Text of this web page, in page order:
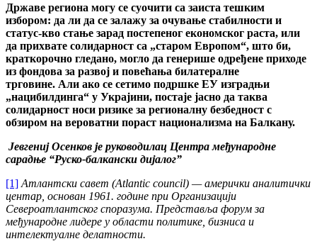
Државе региона могу се суочити са заиста тешким
избором: да ли да се залажу за очување стабилности и
статус-кво стање зарад постепеног економског раста, или
да прихвате солидарност са „старом Европом“, што би,
краткорочно гледано, могло да генерише одређене приходе
из фондова за развој и повећања билатералне
трговине. Али ако се сетимо подршке ЕУ изградњи
„нацибилдинга“ у Украјини, постаје јасно да таква
солидарност носи ризике за регионалну безбедност с
обзиром на вероватни пораст национализма на Балкану.
Јевгениј Осенков је руководилац Центра међународне
сарадње “Руско-балкански дијалог”
[1] Атлантски савет (Atlantic council) — амерички аналитички
центар, основан 1961. године при Организацији
Североатлантског споразума. Представља форум за
међународне лидере у области политике, бизниса и
интелектуалне делатности.